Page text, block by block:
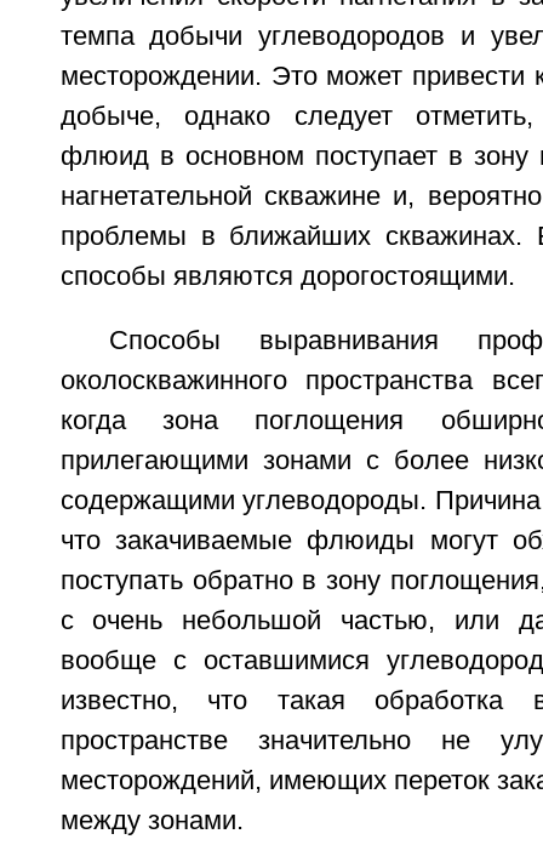
темпа добычи углеводородов и
месторождении. Это может
добыче, однако следует
флюид в основном поступает в зону
нагнетательной скважине и,
проблемы в ближайших скважинах.
способы являются дорогостоящими.
Способы выравнивания
околоскважинного пространства
когда зона поглощения
прилегающими зонами с более
содержащими углеводороды. Причина
что закачиваемые флюиды могут
поступать обратно в зону
с очень небольшой частью, или
вообще с оставшимися
известно, что такая обработка
пространстве значительно не
месторождений, имеющих переток
между зонами.